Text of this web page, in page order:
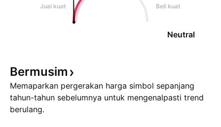
Jual kuat Beli kuat
Neutral
Bermusim
Memaparkan pergerakan harga simbol sepanjang
tahun-tahun sebelumnya untuk mengenalpasti trend
berulang.